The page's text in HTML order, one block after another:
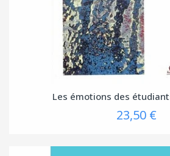
Les émotions des
23,50 €